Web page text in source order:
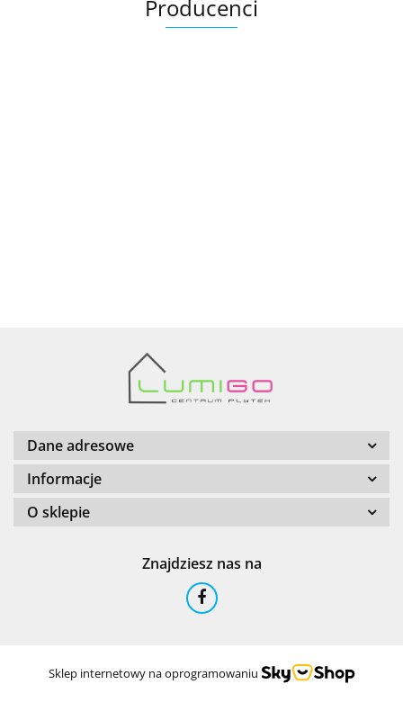
Producenci
Barwolf
Ceramfix
Dane adresowe
Informacje
O sklepie
Znajdziesz nas na
Sklep internetowy na oprogramowaniu